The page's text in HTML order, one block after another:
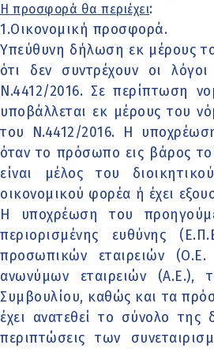
Η προσφορά θα περιέχει:
1.Οικονομική προσφορά.
Υπεύθυνη δήλωση εκ μέρους
ότι δεν συντρέχουν οι
Ν.4412/2016. Σε περίπτωση
υποβάλλεται εκ μέρους του
του Ν.4412/2016. Η
όταν το πρόσωπο εις βάρος
είναι μέλος του
οικονομικού φορέα ή έχει
Η υποχρέωση του
περιορισμένης ευθύνης
προσωπικών εταιρειών
ανωνύμων εταιρειών (Α.Ε.),
Συμβουλίου, καθώς και τα
έχει ανατεθεί το σύνολο της
περιπτώσεις των